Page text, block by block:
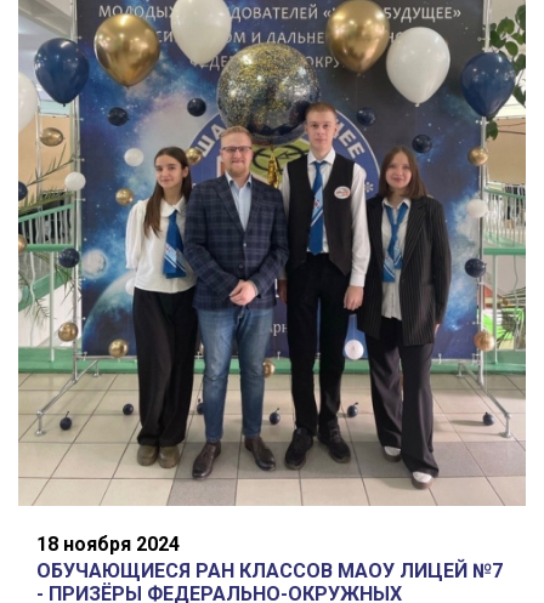
18 ноября 2024
ОБУЧАЮЩИЕСЯ РАН КЛАССОВ МАОУ ЛИЦЕЙ №7
- ПРИЗЁРЫ ФЕДЕРАЛЬНО-ОКРУЖНЫХ